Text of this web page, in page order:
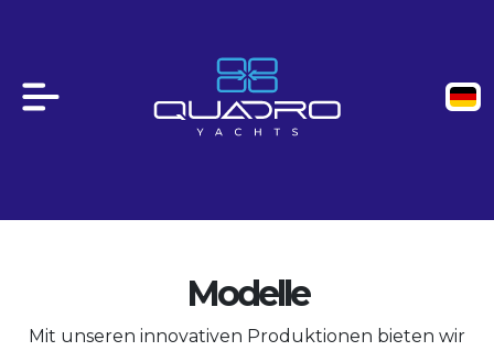
Modelle
Mit unseren innovativen Produktionen bieten wir